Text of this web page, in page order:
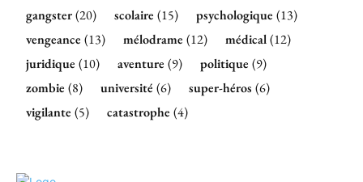
gangster(20) scolaire (15) psychologique (13)
vengeance (13) mélodrame (12) médical(12)
juridique (10) aventure (9) politique (9)
zombie (8) université (6) super-héros (6)
vigilante (5) catastrophe (4)